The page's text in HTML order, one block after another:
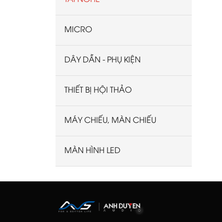
MICRO
DÂY DẪN - PHỤ KIỆN
THIẾT BỊ HỘI THẢO
MÁY CHIẾU, MÀN CHIẾU
MÀN HÌNH LED